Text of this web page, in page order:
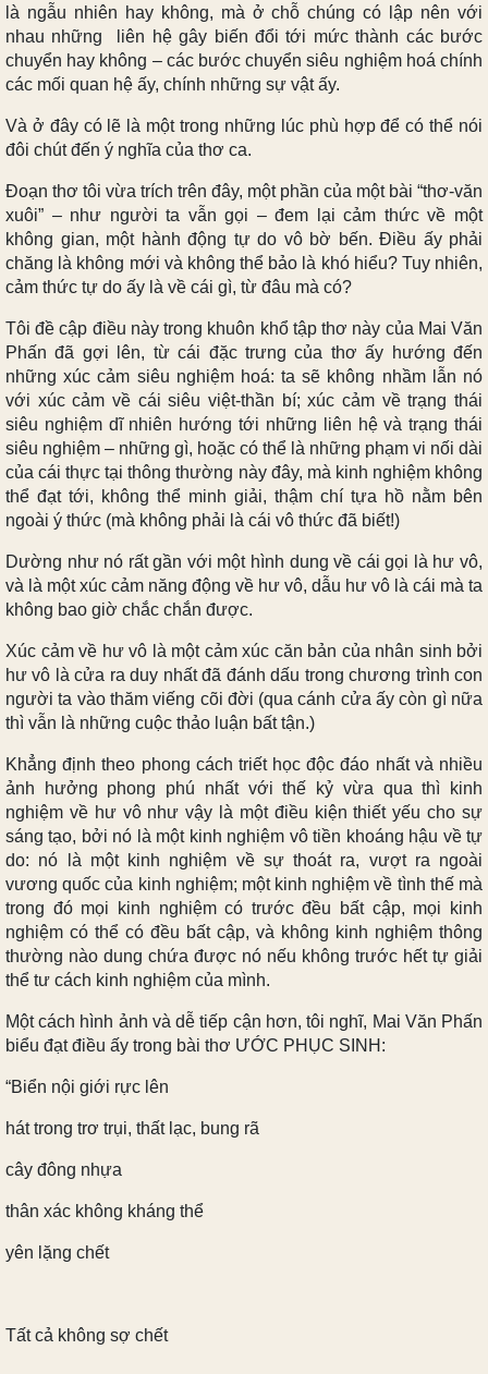
là ngẫu nhiên hay không, mà ở chỗ chúng có lập nên với
nhau những liên hệ gây biến đổi tới mức thành các bước
chuyển hay không – các bước chuyển siêu nghiệm hoá chính
các mối quan hệ ấy, chính những sự vật ấy.
Và ở đây có lẽ là một trong những lúc phù hợp để có thể nói
đôi chút đến ý nghĩa của thơ ca.
Đoạn thơ tôi vừa trích trên đây, một phần của một bài “thơ-văn
xuôi” – như người ta vẫn gọi – đem lại cảm thức về một
không gian, một hành động tự do vô bờ bến. Điều ấy phải
chăng là không mới và không thể bảo là khó hiểu? Tuy nhiên,
cảm thức tự do ấy là về cái gì, từ đâu mà có?
Tôi đề cập điều này trong khuôn khổ tập thơ này của Mai Văn
Phấn đã gợi lên, từ cái đặc trưng của thơ ấy hướng đến
những xúc cảm siêu nghiệm hoá: ta sẽ không nhầm lẫn nó
với xúc cảm về cái siêu việt-thần bí; xúc cảm về trạng thái
siêu nghiệm dĩ nhiên hướng tới những liên hệ và trạng thái
siêu nghiệm – những gì, hoặc có thể là những phạm vi nối dài
của cái thực tại thông thường này đây, mà kinh nghiệm không
thể đạt tới, không thể minh giải, thậm chí tựa hồ nằm bên
ngoài ý thức (mà không phải là cái vô thức đã biết!)
Dường như nó rất gần với một hình dung về cái gọi là hư vô,
và là một xúc cảm năng động về hư vô, dẫu hư vô là cái mà ta
không bao giờ chắc chắn được.
Xúc cảm về hư vô là một cảm xúc căn bản của nhân sinh bởi
hư vô là cửa ra duy nhất đã đánh dấu trong chương trình con
người ta vào thăm viếng cõi đời (qua cánh cửa ấy còn gì nữa
thì vẫn là những cuộc thảo luận bất tận.)
Khẳng định theo phong cách triết học độc đáo nhất và nhiều
ảnh hưởng phong phú nhất với thế kỷ vừa qua thì kinh
nghiệm về hư vô như vậy là một điều kiện thiết yếu cho sự
sáng tạo, bởi nó là một kinh nghiệm vô tiền khoáng hậu về tự
do: nó là một kinh nghiệm về sự thoát ra, vượt ra ngoài
vương quốc của kinh nghiệm; một kinh nghiệm về tình thế mà
trong đó mọi kinh nghiệm có trước đều bất cập, mọi kinh
nghiệm có thể có đều bất cập, và không kinh nghiệm thông
thường nào dung chứa được nó nếu không trước hết tự giải
thể tư cách kinh nghiệm của mình.
Một cách hình ảnh và dễ tiếp cận hơn, tôi nghĩ, Mai Văn Phấn
biểu đạt điều ấy trong bài thơ ƯỚC PHỤC SINH:
“Biển nội giới rực lên
hát trong trơ trụi, thất lạc, bung rã
cây đông nhựa
thân xác không kháng thể
yên lặng chết
Tất cả không sợ chết